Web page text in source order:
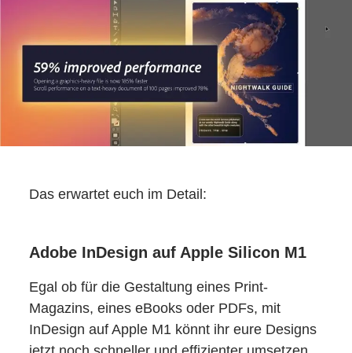
Das erwartet euch im Detail:
Adobe InDesign auf Apple Silicon M1
Egal ob für die Gestaltung eines Print-
Magazins, eines eBooks oder PDFs, mit
InDesign auf Apple M1 könnt ihr eure Designs